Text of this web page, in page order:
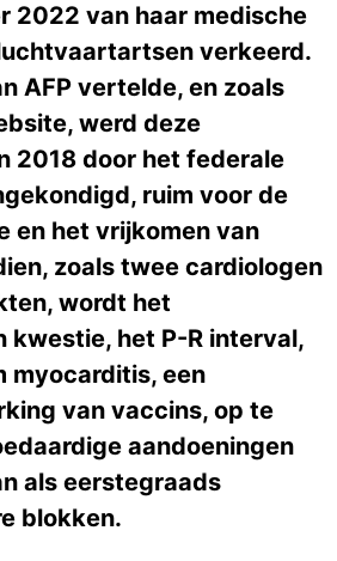
2022 van haar medische
verkeerd.
AFP vertelde, en zoals
werd deze
2018 door het federale
ruim voor de
en het vrijkomen van
zoals twee cardiologen
wordt het
kwestie, het P-R interval,
myocarditis, een
van vaccins, op te
aandoeningen
als eerstegraads
blokken.